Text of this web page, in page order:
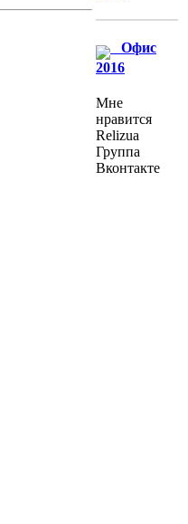
Офис
2016
Мне
нравится
Relizua
Группа
Вконтакте